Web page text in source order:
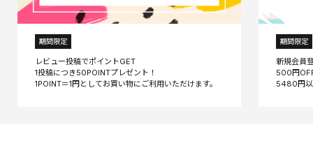
期間限定
レビュー投稿でポイントGET
1投稿につき50POINTプレゼント！
期間限定
新規会員
500円